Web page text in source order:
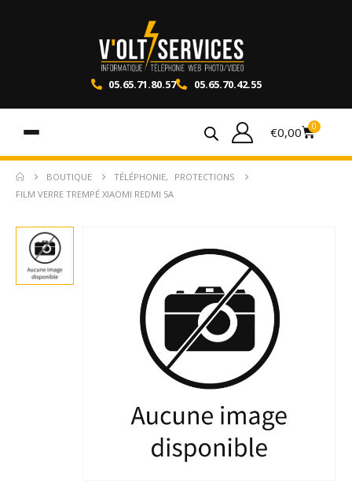
05.65.71.80.57 05.65.70.42.55
€0,00 0
BOUTIQUE TÉLÉPHONIE,
PROTECTIONS
FILM VERRE TREMPÉ XIAOMI REDMI 5A